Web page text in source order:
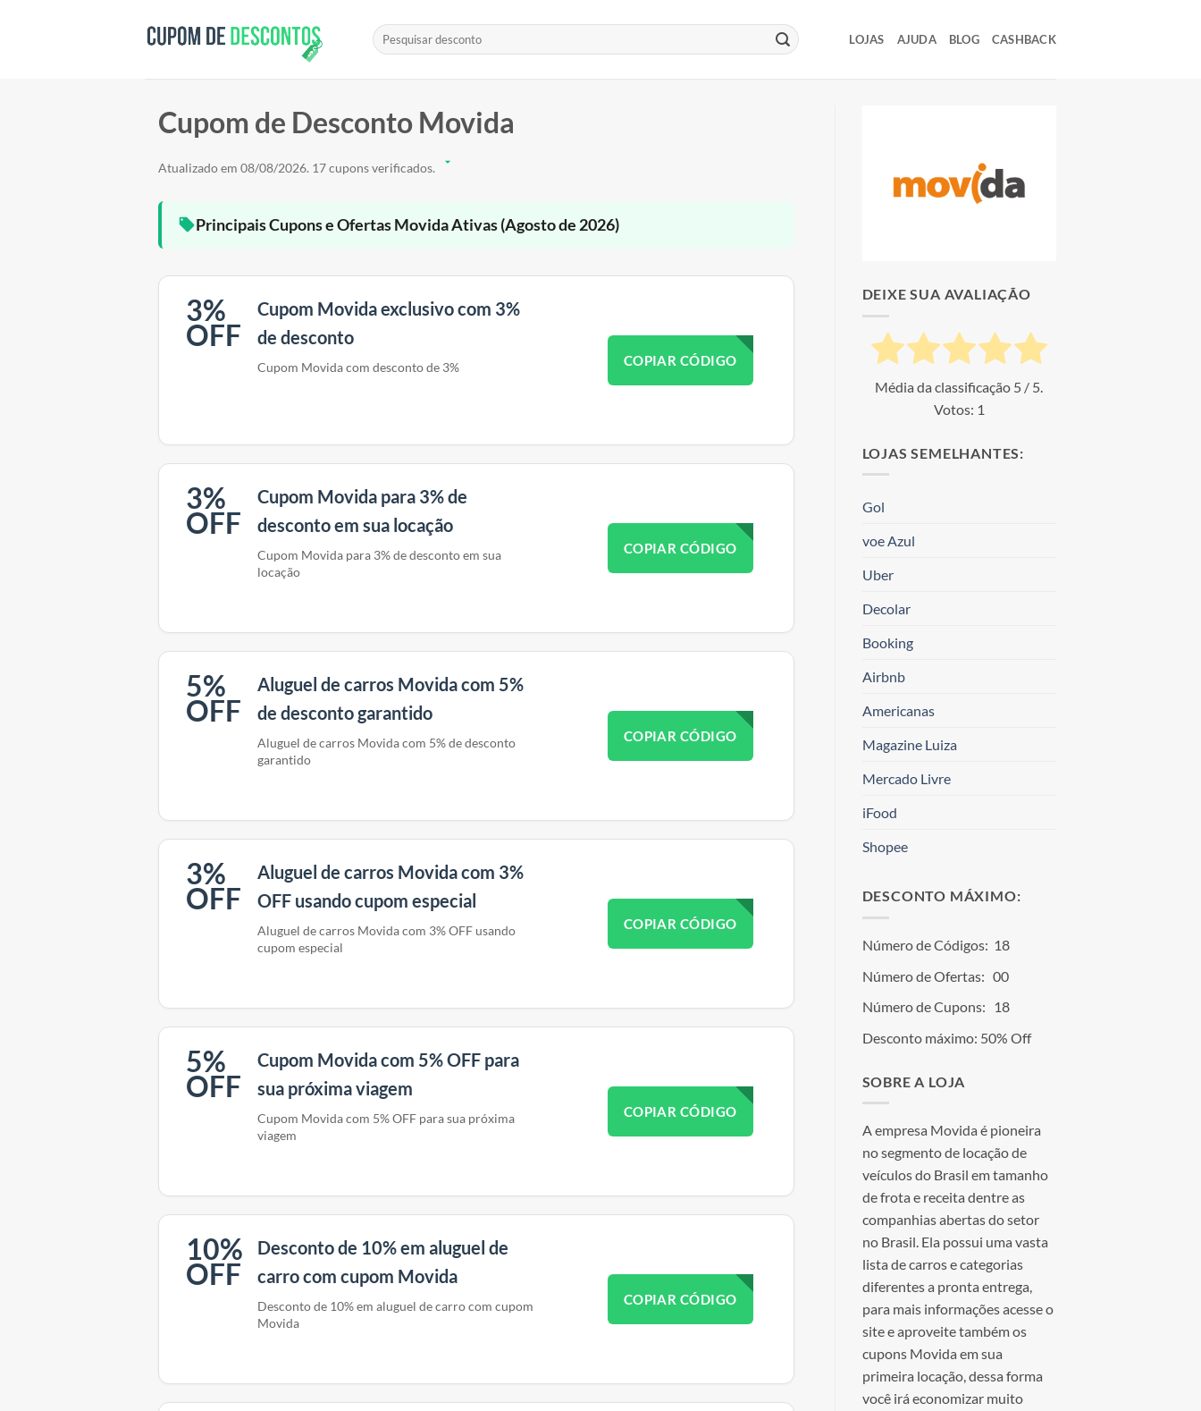
LOJAS AJUDA BLOG CASHBACK
Cupom de Desconto Movida
Atualizado em 08/08/2026. 17 cupons verificados.
Principais Cupons e Ofertas Movida Ativas (Agosto de 2026)
3%
OFF
Cupom Movida exclusivo com 3%
de desconto
COPIAR CÓDIGO
Cupom Movida com desconto de 3%
3%
OFF
Cupom Movida para 3% de
desconto em sua locação
COPIAR CÓDIGO
Cupom Movida para 3% de desconto em sua
locação
5%
OFF
Aluguel de carros Movida com 5%
de desconto garantido
COPIAR CÓDIGO
Aluguel de carros Movida com 5% de desconto
garantido
3%
OFF
Aluguel de carros Movida com 3%
OFF usando cupom especial
COPIAR CÓDIGO
Aluguel de carros Movida com 3% OFF usando
cupom especial
5%
OFF
Cupom Movida com 5% OFF para
sua próxima viagem
COPIAR CÓDIGO
Cupom Movida com 5% OFF para sua próxima
viagem
10%
OFF
Desconto de 10% em aluguel de
carro com cupom Movida
COPIAR CÓDIGO
Desconto de 10% em aluguel de carro com cupom
Movida
DEIXE SUA AVALIAÇÃO
Média da classificação 5 / 5.
Votos: 1
LOJAS SEMELHANTES:
Gol
voe Azul
Uber
Decolar
Booking
Airbnb
Americanas
Magazine Luiza
Mercado Livre
iFood
Shopee
DESCONTO MÁXIMO:
Número de Códigos: 18
Número de Ofertas: 00
Número de Cupons: 18
Desconto máximo: 50% Off
SOBRE A LOJA
A empresa Movida é pioneira
no segmento de locação de
veículos do Brasil em tamanho
de frota e receita dentre as
companhias abertas do setor
no Brasil. Ela possui uma vasta
lista de carros e categorias
diferentes a pronta entrega,
para mais informações acesse o
site e aproveite também os
cupons Movida em sua
primeira locação, dessa forma
você irá economizar muito